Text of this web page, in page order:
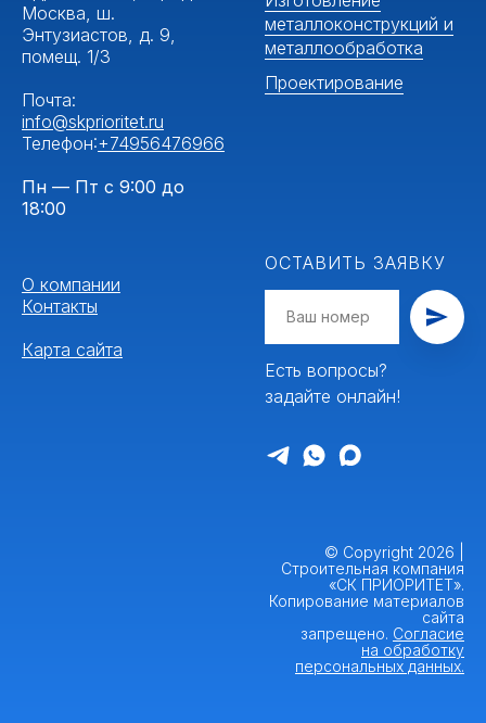
Москва, ш.
Энтузиастов, д. 9,
помещ. 1/3
Почта:
info@skprioritet.ru
Телефон:+74956476966
Пн — Пт с 9:00 до
18:00
металлоконструкций и
металлообработка
Проектирование
О компании
Контакты
Карта сайта
ОСТАВИТЬ ЗАЯВКУ
Есть вопросы?
задайте онлайн!
© Copyright 2026 |
Строительная компания
«СК ПРИОРИТЕТ».
Копирование материалов
сайта
запрещено. Согласие
на обработку
персональных данных.